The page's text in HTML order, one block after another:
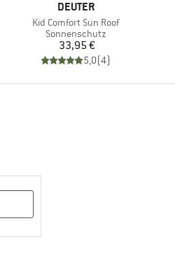
MARKE
DEUTER
Artikel
Kid Comfort Sun Roof
Produktgruppe
Sonnenschutz
Preis
33,95 €
5,0(4)